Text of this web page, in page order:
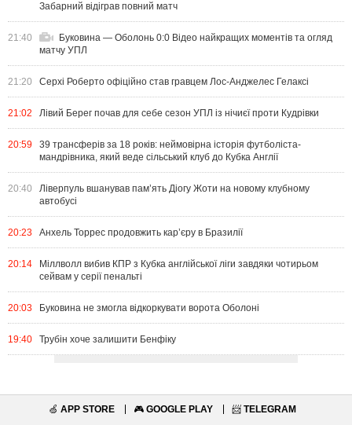
Забарний відіграв повний матч
21:40
Буковина — Оболонь 0:0 Відео найкращих моментів та огляд
матчу УПЛ
21:20 Серхі Роберто офіційно став гравцем Лос-Анджелес Гелаксі
21:02 Лівий Берег почав для себе сезон УПЛ із нічиєї проти Кудрівки
20:59
39 трансферів за 18 років: неймовірна історія футболіста-
мандрівника, який веде сільський клуб до Кубка Англії
20:40
Ліверпуль вшанував пам’ять Діогу Жоти на новому клубному
автобусі
20:23 Анхель Торрес продовжить кар’єру в Бразилії
20:14
Міллволл вибив КПР з Кубка англійської ліги завдяки чотирьом
сейвам у серії пенальті
20:03 Буковина не змогла відкоркувати ворота Оболоні
19:40 Трубін хоче залишити Бенфіку
🍏 APP STORE 🎮 GOOGLE PLAY 📨 TELEGRAM